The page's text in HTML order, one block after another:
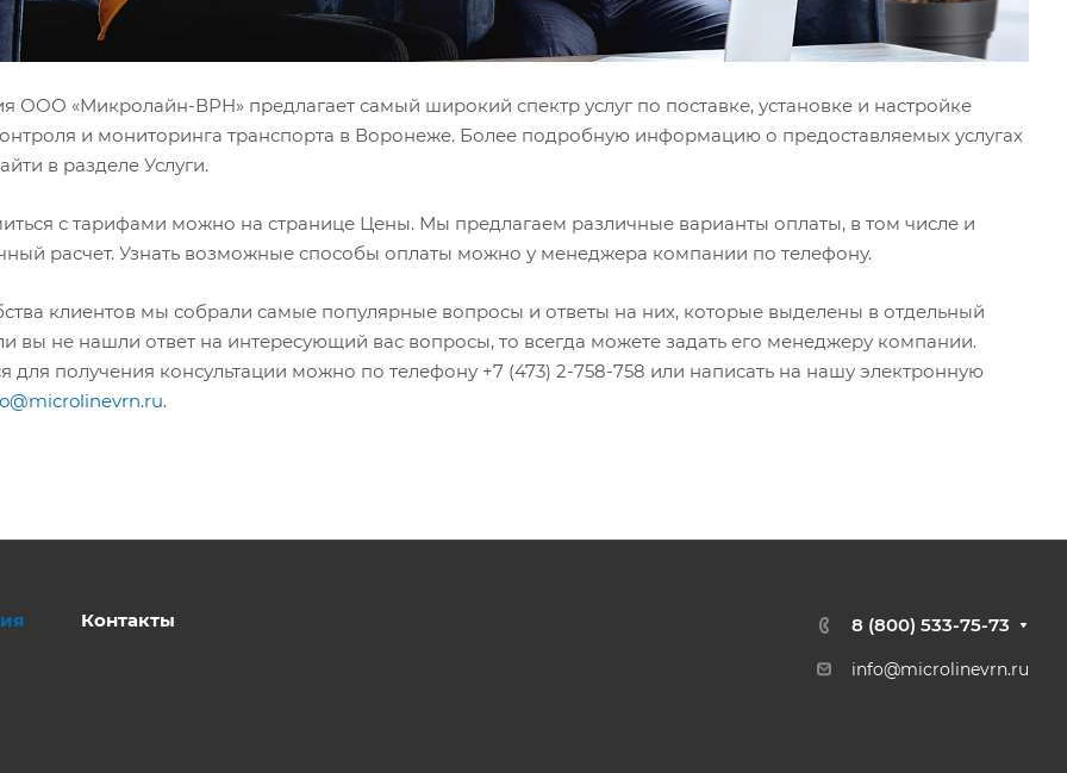
ООО «Микролайн-ВРН» предлагает самый широкий спектр услуг по поставке, установке и настройке
и мониторинга транспорта в Воронеже. Более подробную информацию о предоставляемых услугах
в разделе Услуги.
с тарифами можно на странице Цены. Мы предлагаем различные варианты оплаты, в том числе и
расчет. Узнать возможные способы оплаты можно у менеджера компании по телефону.
клиентов мы собрали самые популярные вопросы и ответы на них, которые выделены в отдельный
вы не нашли ответ на интересующий вас вопросы, то всегда можете задать его менеджеру компании.
для получения консультации можно по телефону +7 (473) 2-758-758 или написать на нашу электронную
.
Контакты 8 (800) 533-75-73
info@microlinevrn.ru